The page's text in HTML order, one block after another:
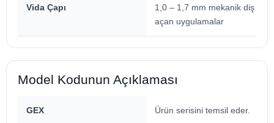
Vida Çapı
1,0 – 1,7 mm mekanik diş /
açan uygulamalar
Model Kodunun Açıklaması
GEX Ürün serisini temsil eder.